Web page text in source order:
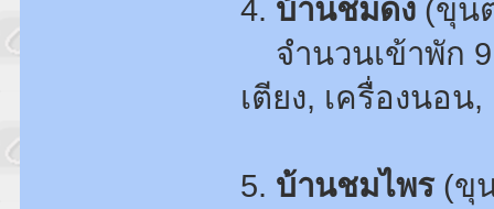
4. บ้านชมดง(ขุน
จำนวนเข้าพัก
เตียง, เครื่องนอน
5. บ้านชมไพร(ขุ